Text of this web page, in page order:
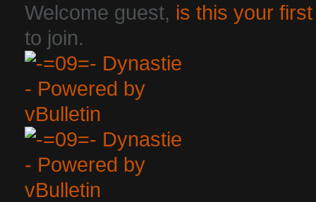
Welcome guest, is this your
to join.